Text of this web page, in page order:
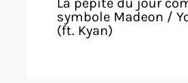
La pépite du jour
symbole Madeon /
(ft. Kyan)